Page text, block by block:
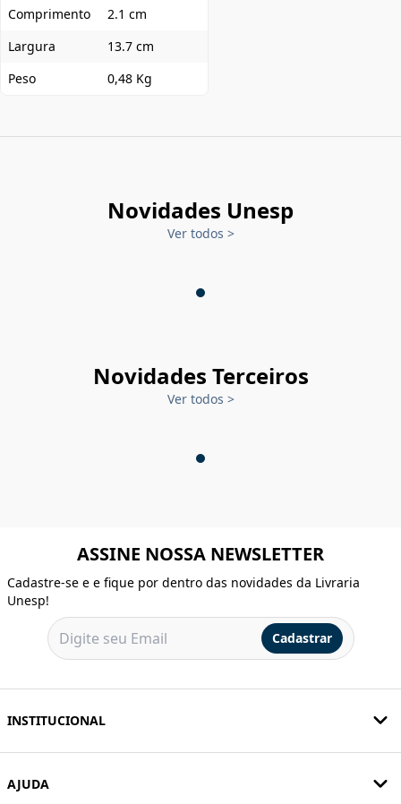
Comprimento
2.1 cm
Largura
13.7 cm
Peso
0,48 Kg
Novidades Unesp
Ver todos >
Novidades Terceiros
Ver todos >
ASSINE NOSSA NEWSLETTER
Cadastre-se e e fique por dentro das novidades da Livraria
Unesp!
Cadastrar
INSTITUCIONAL
AJUDA